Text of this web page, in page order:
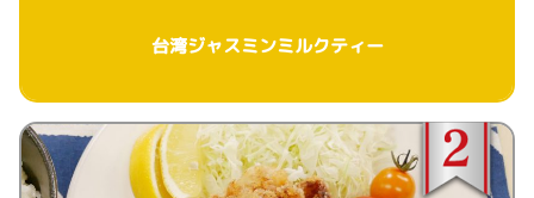
台湾ジャスミンミルクティー